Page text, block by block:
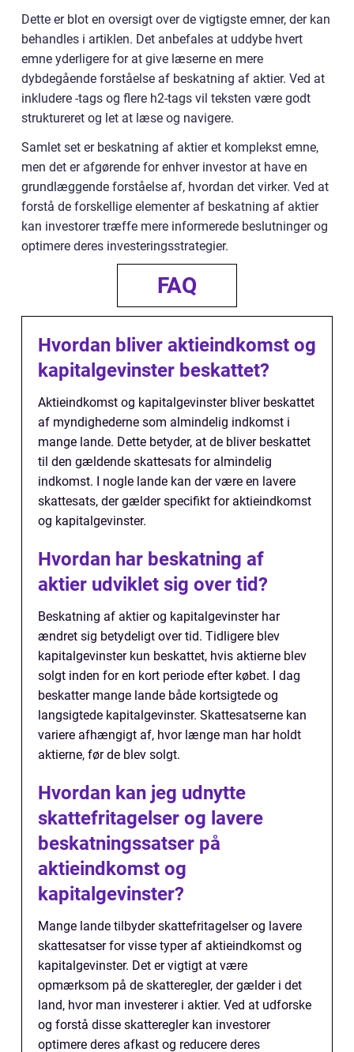
Dette er blot en oversigt over de vigtigste emner, der kan
behandles i artiklen. Det anbefales at uddybe hvert
emne yderligere for at give læserne en mere
dybdegående forståelse af beskatning af aktier. Ved at
inkludere -tags og flere h2-tags vil teksten være godt
struktureret og let at læse og navigere.
Samlet set er beskatning af aktier et komplekst emne,
men det er afgørende for enhver investor at have en
grundlæggende forståelse af, hvordan det virker. Ved at
forstå de forskellige elementer af beskatning af aktier
kan investorer træffe mere informerede beslutninger og
optimere deres investeringsstrategier.
FAQ
Hvordan bliver aktieindkomst og
kapitalgevinster beskattet?
Aktieindkomst og kapitalgevinster bliver beskattet
af myndighederne som almindelig indkomst i
mange lande. Dette betyder, at de bliver beskattet
til den gældende skattesats for almindelig
indkomst. I nogle lande kan der være en lavere
skattesats, der gælder specifikt for aktieindkomst
og kapitalgevinster.
Hvordan har beskatning af
aktier udviklet sig over tid?
Beskatning af aktier og kapitalgevinster har
ændret sig betydeligt over tid. Tidligere blev
kapitalgevinster kun beskattet, hvis aktierne blev
solgt inden for en kort periode efter købet. I dag
beskatter mange lande både kortsigtede og
langsigtede kapitalgevinster. Skattesatserne kan
variere afhængigt af, hvor længe man har holdt
aktierne, før de blev solgt.
Hvordan kan jeg udnytte
skattefritagelser og lavere
beskatningssatser på
aktieindkomst og
kapitalgevinster?
Mange lande tilbyder skattefritagelser og lavere
skattesatser for visse typer af aktieindkomst og
kapitalgevinster. Det er vigtigt at være
opmærksom på de skatteregler, der gælder i det
land, hvor man investerer i aktier. Ved at udforske
og forstå disse skatteregler kan investorer
optimere deres afkast og reducere deres